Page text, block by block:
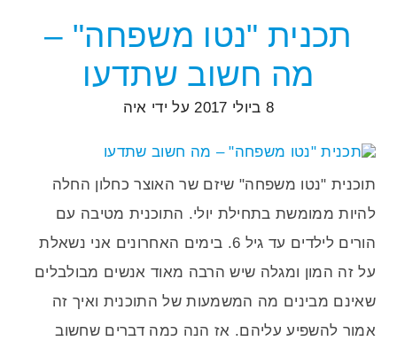
הבלוג של איה
תכנית "נטו משפחה" –
מה חשוב שתדעו
8 ביולי 2017 על ידי איה
תוכנית "נטו משפחה" שיזם שר האוצר כחלון החלה
להיות ממומשת בתחילת יולי. התוכנית מטיבה עם
הורים לילדים עד גיל 6. בימים האחרונים אני נשאלת
על זה המון ומגלה שיש הרבה מאוד אנשים מבולבלים
שאינם מבינים מה המשמעות של התוכנית ואיך זה
אמור להשפיע עליהם. אז הנה כמה דברים שחשוב